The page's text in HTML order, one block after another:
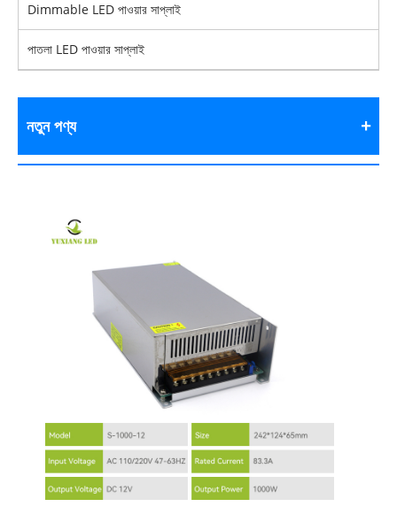
Dimmable LED পাওয়ার সাপ্লাই
পাতলা LED পাওয়ার সাপ্লাই
নতুন পণ্য